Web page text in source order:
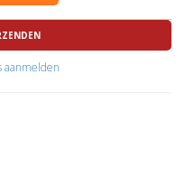
aanmelden